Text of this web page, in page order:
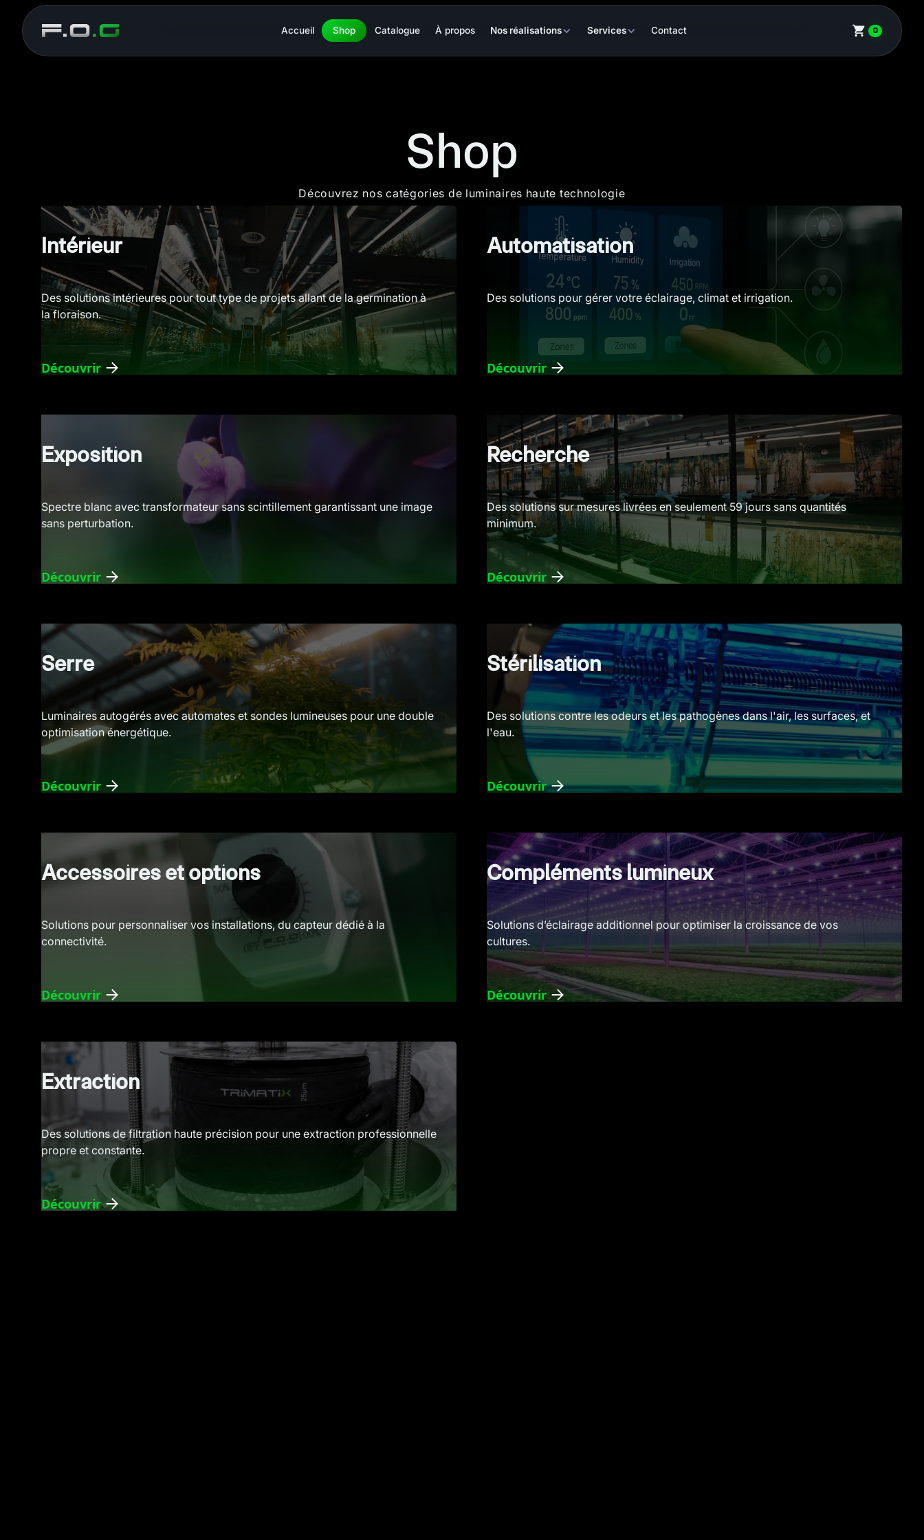
Accueil Shop Catalogue À propos Nos réalisations Services Contact 0
Shop
Découvrez nos catégories de luminaires haute technologie
Intérieur
Des solutions intérieures pour tout type de projets allant de la germination à
la floraison.
Découvrir
Automatisation
Des solutions pour gérer votre éclairage, climat et irrigation.
Découvrir
Exposition
Spectre blanc avec transformateur sans scintillement garantissant une image
sans perturbation.
Découvrir
Recherche
Des solutions sur mesures livrées en seulement 59 jours sans quantités
minimum.
Découvrir
Serre
Luminaires autogérés avec automates et sondes lumineuses pour une double
optimisation énergétique.
Découvrir
Stérilisation
Des solutions contre les odeurs et les pathogènes dans l'air, les surfaces, et
l'eau.
Découvrir
Accessoires et options
Solutions pour personnaliser vos installations, du capteur dédié à la
connectivité.
Découvrir
Compléments lumineux
Solutions d’éclairage additionnel pour optimiser la croissance de vos
cultures.
Découvrir
Extraction
Des solutions de filtration haute précision pour une extraction professionnelle
propre et constante.
Découvrir